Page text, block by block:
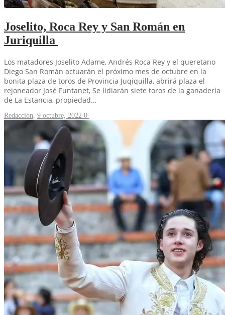
Joselito, Roca Rey y San Román en
Juriquilla
Los matadores Joselito Adame, Andrés Roca Rey y el queretano
Diego San Román actuarán el próximo mes de octubre en la
bonita plaza de toros de Provincia Juqiquilla, abrirá plaza el
rejoneador José Funtanet, Se lidiarán siete toros de la ganadería
de La Estancia, propiedad…
Redacción 9 octubre, 2022 0